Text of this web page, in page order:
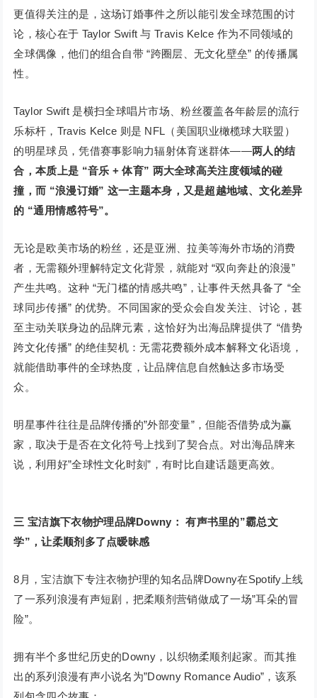
更值得关注的是，这场订婚事件之所以能引发全球范围的讨
论，核心在于 Taylor Swift 与 Travis Kelce 作为不同领域的
全球偶像，他们的组合自带 “跨圈层、无文化壁垒” 的传播属
性。
Taylor Swift 是横扫全球唱片市场、粉丝覆盖各年龄层的流行
乐标杆，Travis Kelce 则是 NFL（美国职业橄榄球大联盟）
的明星球员，凭借赛事影响力辐射体育迷群体——两人的结
合，本质上是 “音乐 + 体育” 两大全球高关注度领域的碰
撞，而 “浪漫订婚” 这一主题本身，又是超越地域、文化差异
的 “通用情感符号”。
无论是欧美市场的粉丝，还是亚洲、拉美等海外市场的消费
者，无需额外理解特定文化背景，就能对 “双向奔赴的浪漫”
产生共鸣。这种 “无门槛的情感共鸣”，让事件天然具备了 “全
球同步传播” 的优势。不同国家的受众会自发关注、讨论，甚
至主动关联身边的品牌元素，这恰好为出海品牌提供了 “借势
跨文化传播” 的绝佳契机：无需花费额外成本解释文化语境，
就能借助事件的全球热度，让品牌信息自然触达多市场受
众。
明星事件往往是品牌传播的”外部变量”，但能否借势成为赢
家，取决于是否在文化符号上找到了契合点。对出海品牌来
说，利用好”全球性文化时刻”，有时比自建话题更高效。
三 宝洁旗下衣物护理品牌Downy：
有声书里的”霸总文
学”，让柔顺剂多了点暧昧感
8月，宝洁旗下专注衣物护理的知名品牌Downy在Spotify上线
了一系列浪漫有声短剧，把柔顺剂营销做成了一场”耳朵的冒
险”。
拥有半个多世纪历史的Downy，以织物柔顺剂起家。而其推
出的系列浪漫有声小说名为”Downy Romance Audio”，该系